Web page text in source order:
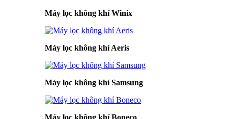
Máy lọc không khí Winix
Máy lọc không khí Aeris
Máy lọc không khí Samsung
Máy lọc không khí Boneco